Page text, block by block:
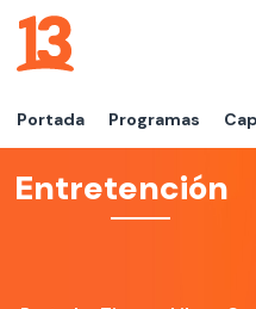
Portada Programas
Entretención